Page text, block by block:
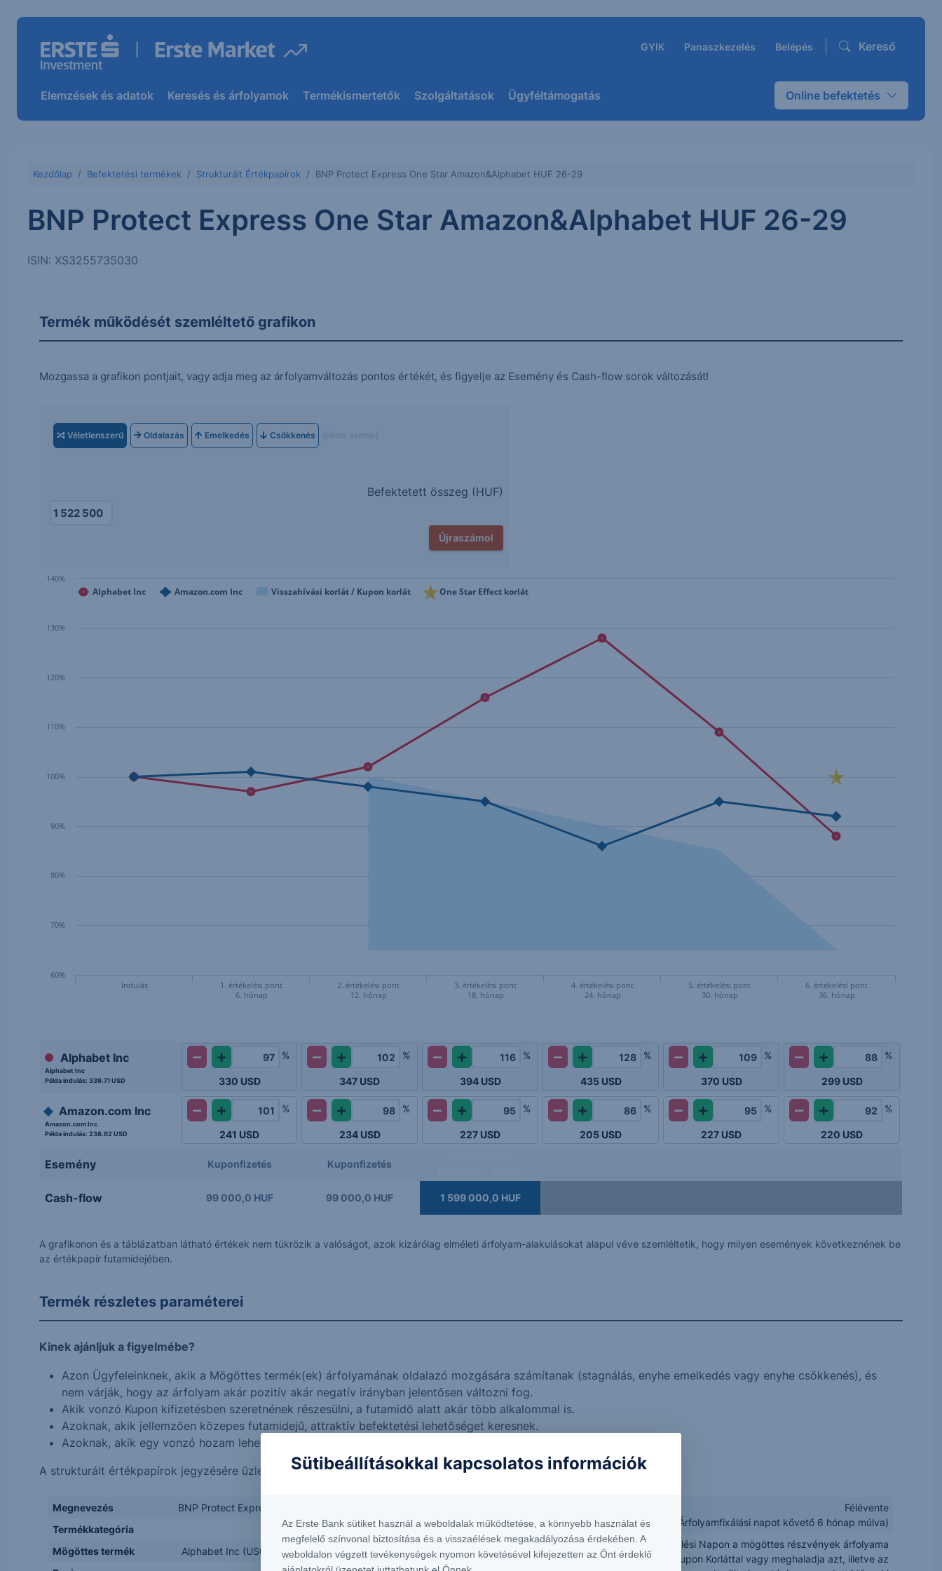
GYIK Panaszkezelés Belépés Kereső
Elemzések és adatok Keresés és árfolyamok Termékismertetők Szolgáltatások Ügyféltámogatás Online befektetés
Kezdőlap Befektetési termékek Strukturált Értékpapírok BNP Protect Express One Star Amazon&Alphabet HUF 26-29
BNP Protect Express One Star Amazon&Alphabet HUF 26-29
ISIN: XS3255735030
Termék működését szemléltető grafikon
Mozgassa a grafikon pontjait, vagy adja meg az árfolyamváltozás pontos értékét, és figyelje az Esemény és Cash-flow sorok változását!
Véletlenszerű Oldalazás Emelkedés Csökkenés (példa esetek)
Befektetett összeg (HUF)
Újraszámol
Alphabet Inc Amazon.com Inc Visszahívási korlát / Kupon korlát One Star Effect korlát
Indulás
1. értékelési pont
6. hónap
2. értékelési pont
12. hónap
3. értékelési pont
18. hónap
4. értékelési pont
24. hónap
5. értékelési pont
30. hónap
6. értékelési pont
36. hónap
60%
70%
80%
90%
100%
110%
120%
130%
140%
Alphabet Inc
Alphabet Inc
Példa indulás:339.71 USD
%
330 USD
%
347 USD
%
394 USD
%
435 USD
%
370 USD
%
299 USD
Amazon.com Inc
Amazon.com Inc
Példa indulás:238.62 USD
%
241 USD
%
234 USD
%
227 USD
%
205 USD
%
227 USD
%
220 USD
Esemény Kuponfizetés Kuponfizetés
Cash-flow 99 000,0 HUF 99 000,0 HUF 1 599 000,0 HUF
A grafikonon és a táblázatban látható értékek nem tükrözik a valóságot, azok kizárólag elméleti árfolyam-alakulásokat alapul véve szemléltetik, hogy milyen események következnének be
az értékpapír futamidejében.
Termék részletes paraméterei
Kinek ajánljuk a figyelmébe?
Azon Ügyfeleinknek, akik a Mögöttes termék(ek) árfolyamának oldalazó mozgására számítanak (stagnálás, enyhe emelkedés vagy enyhe csökkenés), és
nem várják, hogy az árfolyam akár pozitív akár negatív irányban jelentősen változni fog.
Akik vonzó Kupon kifizetésben szeretnének részesülni, a futamidő alatt akár több alkalommal is.
Azoknak, akik jellemzően közepes futamidejű, attraktív befektetési lehetőséget keresnek.
Azoknak, akik egy vonzó hozam lehetősége érdekében hajlandóak lemondani a tőkevédelemről.
A strukturált értékpapírok jegyzésére üzletkötőinknél, NetBrokerben illetve George-ban van lehetőség.
Megnevezés
BNP Protect Express One Star Amazon&Alphabet HUF 26-29
Termékkategória
Protect Express
Mögöttes termék
Alphabet Inc (US02079K3059)Amazon.com Inc (US02313...
napok
Félévente
(első megfigyelés az Árfolyamfixálási napot követő 6 hónap múlva)
Memory kupon
Amennyiben egy Értékelési Napon a mögöttes részvények árfolyama
egyenlő a vonatkozó Kupon Korláttal vagy meghaladja azt, illetve az
Sütibeállításokkal kapcsolatos információk
Az Erste Bank sütiket használ a weboldalak működtetése, a könnyebb használat és
megfelelő színvonal biztosítása és a visszaélések megakadályozása érdekében. A
weboldalon végzett tevékenységek nyomon követésével kifejezetten az Önt érdeklő